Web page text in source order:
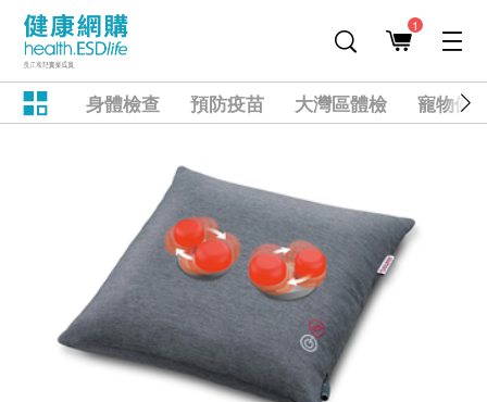
1
身體檢查 預防疫苗 大灣區體檢 寵物健